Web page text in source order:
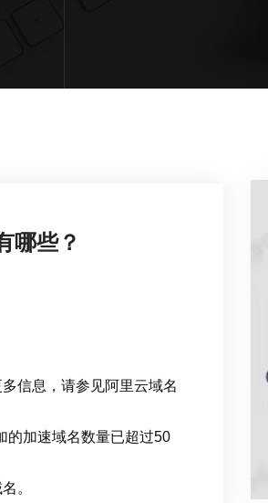
哪些？
信息，请参见阿里云域名
的加速域名数量已超过50
。